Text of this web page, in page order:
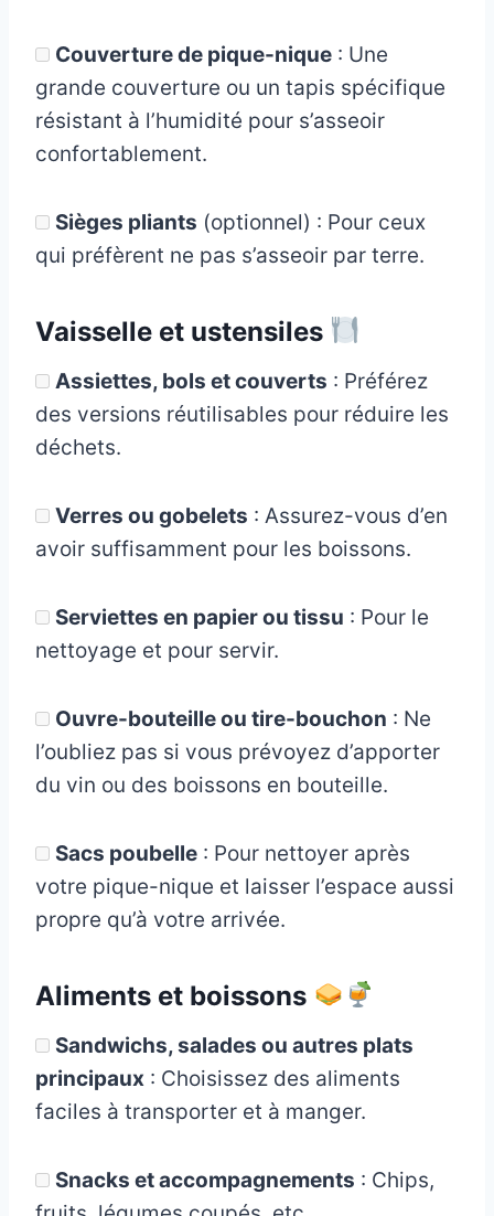
Couverture de pique-nique : Une
grande couverture ou un tapis spécifique
résistant à l’humidité pour s’asseoir
confortablement.
Sièges pliants (optionnel) : Pour ceux
qui préfèrent ne pas s’asseoir par terre.
Vaisselle et ustensiles
Assiettes, bols et couverts : Préférez
des versions réutilisables pour réduire les
déchets.
Verres ou gobelets : Assurez-vous d’en
avoir suffisamment pour les boissons.
Serviettes en papier ou tissu : Pour le
nettoyage et pour servir.
Ouvre-bouteille ou tire-bouchon : Ne
l’oubliez pas si vous prévoyez d’apporter
du vin ou des boissons en bouteille.
Sacs poubelle : Pour nettoyer après
votre pique-nique et laisser l’espace aussi
propre qu’à votre arrivée.
Aliments et boissons
Sandwichs, salades ou autres plats
principaux : Choisissez des aliments
faciles à transporter et à manger.
Snacks et accompagnements : Chips,